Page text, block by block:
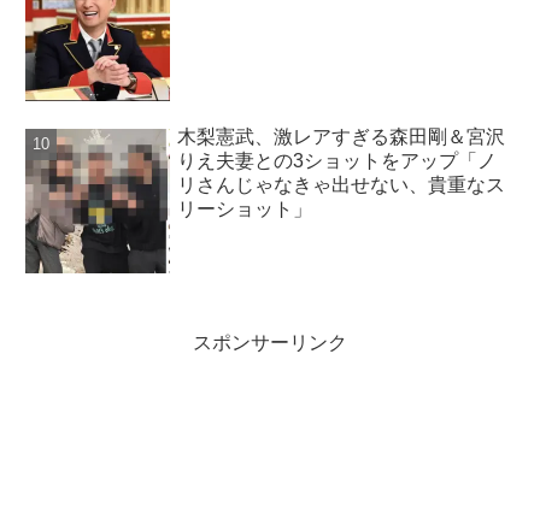
木梨憲武、激レアすぎる森田剛＆宮沢
りえ夫妻との3ショットをアップ「ノ
リさんじゃなきゃ出せない、貴重なス
リーショット」
スポンサーリンク